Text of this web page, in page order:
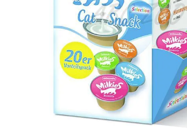
Podstielky pre mačky
Vitamíny a minerály